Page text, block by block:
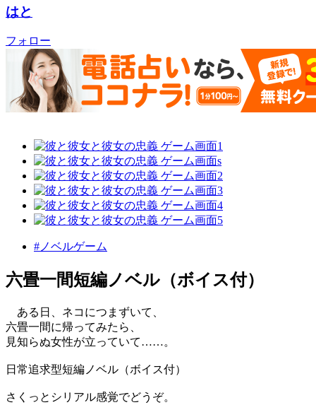
はと
フォロー
#ノベルゲーム
六畳一間短編ノベル（ボイス付）
ある日、ネコにつまずいて、
六畳一間に帰ってみたら、
見知らぬ女性が立っていて……。
日常追求型短編ノベル（ボイス付）
さくっとシリアル感覚でどうぞ。